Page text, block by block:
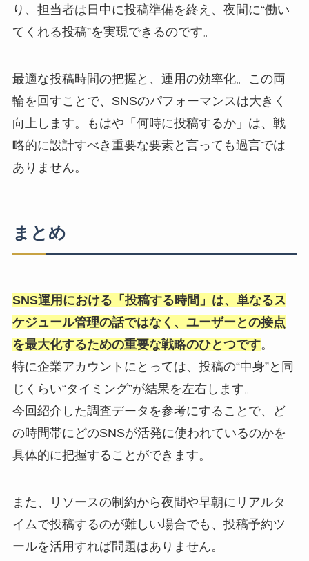
り、担当者は日中に投稿準備を終え、夜間に“働い
てくれる投稿”を実現できるのです。
最適な投稿時間の把握と、運用の効率化。この両
輪を回すことで、SNSのパフォーマンスは大きく
向上します。もはや「何時に投稿するか」は、戦
略的に設計すべき重要な要素と言っても過言では
ありません。
まとめ
SNS運用における「投稿する時間」は、単なるス
ケジュール管理の話ではなく、ユーザーとの接点
を最大化するための重要な戦略のひとつです。
特に企業アカウントにとっては、投稿の“中身”と同
じくらい“タイミング”が結果を左右します。
今回紹介した調査データを参考にすることで、ど
の時間帯にどのSNSが活発に使われているのかを
具体的に把握することができます。
また、リソースの制約から夜間や早朝にリアルタ
イムで投稿するのが難しい場合でも、投稿予約ツ
ールを活用すれば問題はありません。